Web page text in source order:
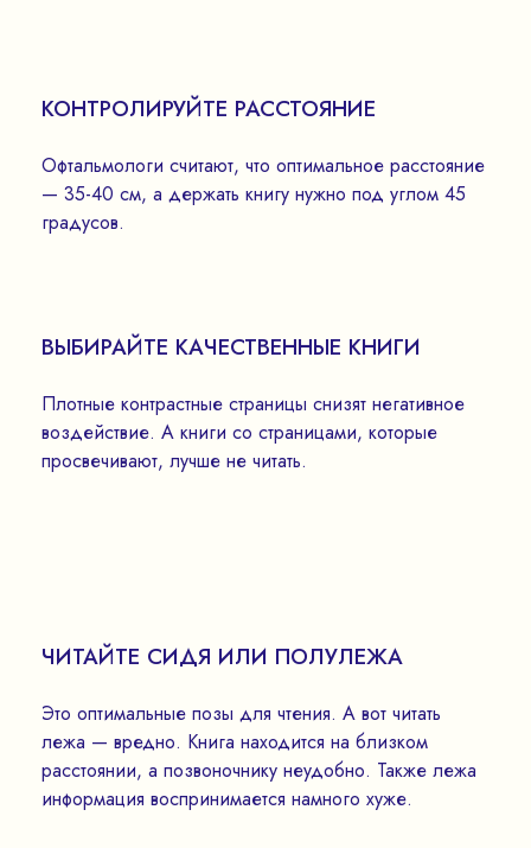
КОНТРОЛИРУЙТЕ РАССТОЯНИЕ
Офтальмологи считают, что оптимальное расстояние
— 35-40 см, а держать книгу нужно под углом 45
градусов.
ВЫБИРАЙТЕ КАЧЕСТВЕННЫЕ КНИГИ
Плотные контрастные страницы снизят негативное
воздействие. А книги со страницами, которые
просвечивают, лучше не читать.
ЧИТАЙТЕ СИДЯ ИЛИ ПОЛУЛЕЖА
Это оптимальные позы для чтения. А вот читать
лежа — вредно. Книга находится на близком
расстоянии, а позвоночнику неудобно. Также лежа
информация воспринимается намного хуже.